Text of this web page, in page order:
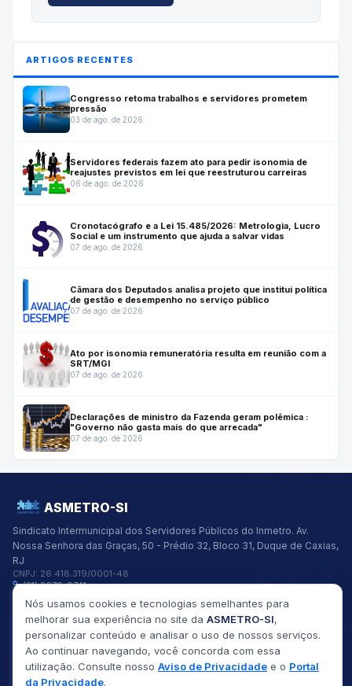
ARTIGOS RECENTES
Congresso retoma trabalhos e servidores prometem
pressão
03 de ago. de 2026
Servidores federais fazem ato para pedir isonomia de
reajustes previstos em lei que reestruturou carreiras
06 de ago. de 2026
Cronotacógrafo e a Lei 15.485/2026: Metrologia, Lucro
Social e um instrumento que ajuda a salvar vidas
07 de ago. de 2026
Câmara dos Deputados analisa projeto que institui política
de gestão e desempenho no serviço público
07 de ago. de 2026
Ato por isonomia remuneratória resulta em reunião com a
SRT/MGI
07 de ago. de 2026
Declarações de ministro da Fazenda geram polêmica :
"Governo não gasta mais do que arrecada"
07 de ago. de 2026
ASMETRO-SI
Sindicato Intermunicipal dos Servidores Públicos do Inmetro. Av.
Nossa Senhora das Graças, 50 - Prédio 32, Bloco 31, Duque de Caxias,
RJ
CNPJ: 26.418.319/0001-48
(21) 2679-9741
asmetro@asmetro.org.br
Links Rápidos
Institucional
Gestão
Saúde
Convênios
Fóruns
Nós usamos cookies e tecnologias semelhantes para
melhorar sua experiência no site da ASMETRO-SI,
personalizar conteúdo e analisar o uso de nossos serviços.
Ao continuar navegando, você concorda com essa
utilização. Consulte nosso Aviso de Privacidade e o Portal
da Privacidade.